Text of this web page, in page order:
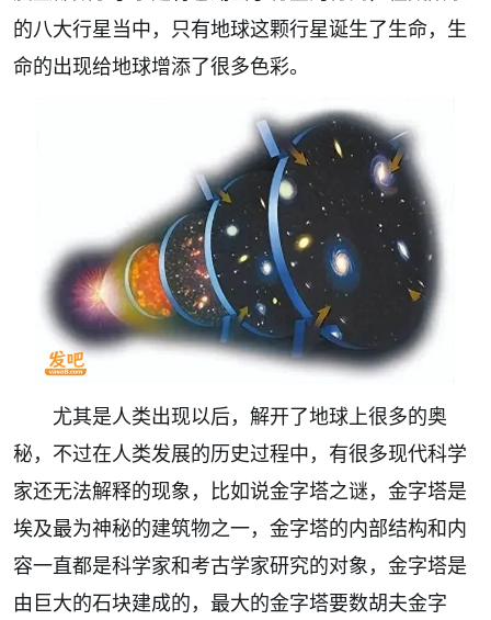
的八大行星当中，只有地球这颗行星诞生了生命，生
命的出现给地球增添了很多色彩。
尤其是人类出现以后，解开了地球上很多的奥
秘，不过在人类发展的历史过程中，有很多现代科学
家还无法解释的现象，比如说金字塔之谜，金字塔是
埃及最为神秘的建筑物之一，金字塔的内部结构和内
容一直都是科学家和考古学家研究的对象，金字塔是
由巨大的石块建成的，最大的金字塔要数胡夫金字